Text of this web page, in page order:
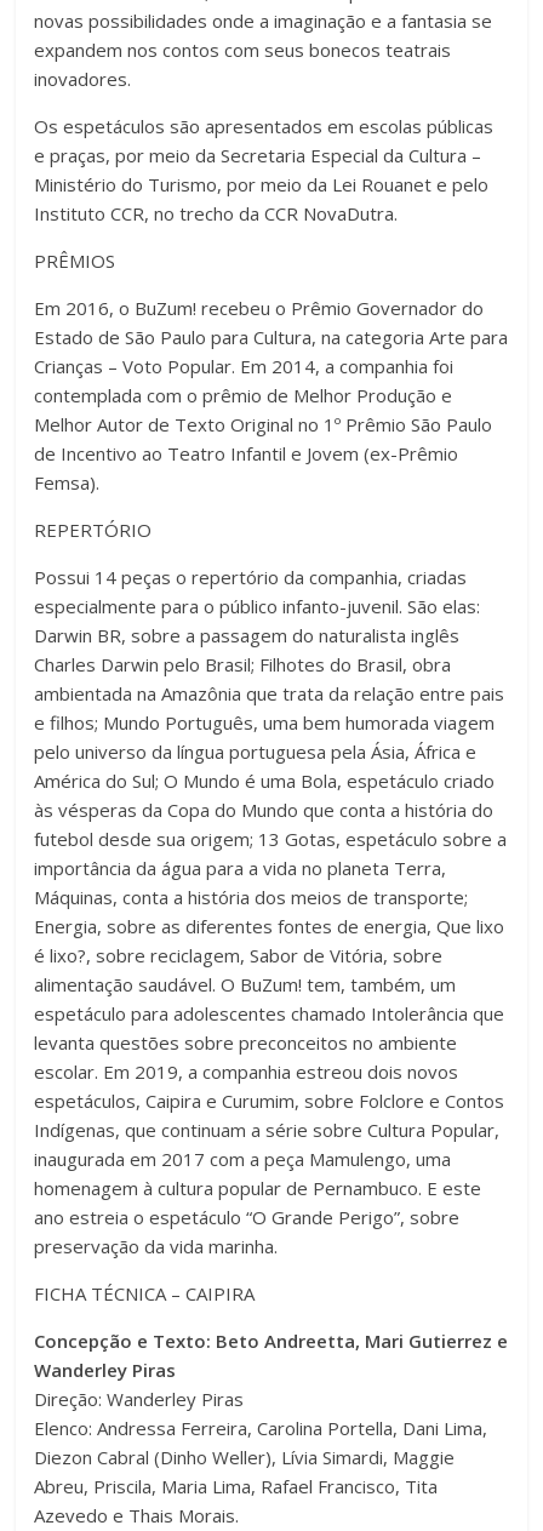
novas possibilidades onde a imaginação e a fantasia se
expandem nos contos com seus bonecos teatrais
inovadores.
Os espetáculos são apresentados em escolas públicas
e praças, por meio da Secretaria Especial da Cultura –
Ministério do Turismo, por meio da Lei Rouanet e pelo
Instituto CCR, no trecho da CCR NovaDutra.
PRÊMIOS
Em 2016, o BuZum! recebeu o Prêmio Governador do
Estado de São Paulo para Cultura, na categoria Arte para
Crianças – Voto Popular. Em 2014, a companhia foi
contemplada com o prêmio de Melhor Produção e
Melhor Autor de Texto Original no 1º Prêmio São Paulo
de Incentivo ao Teatro Infantil e Jovem (ex-Prêmio
Femsa).
REPERTÓRIO
Possui 14 peças o repertório da companhia, criadas
especialmente para o público infanto-juvenil. São elas:
Darwin BR, sobre a passagem do naturalista inglês
Charles Darwin pelo Brasil; Filhotes do Brasil, obra
ambientada na Amazônia que trata da relação entre pais
e filhos; Mundo Português, uma bem humorada viagem
pelo universo da língua portuguesa pela Ásia, África e
América do Sul; O Mundo é uma Bola, espetáculo criado
às vésperas da Copa do Mundo que conta a história do
futebol desde sua origem; 13 Gotas, espetáculo sobre a
importância da água para a vida no planeta Terra,
Máquinas, conta a história dos meios de transporte;
Energia, sobre as diferentes fontes de energia, Que lixo
é lixo?, sobre reciclagem, Sabor de Vitória, sobre
alimentação saudável. O BuZum! tem, também, um
espetáculo para adolescentes chamado Intolerância que
levanta questões sobre preconceitos no ambiente
escolar. Em 2019, a companhia estreou dois novos
espetáculos, Caipira e Curumim, sobre Folclore e Contos
Indígenas, que continuam a série sobre Cultura Popular,
inaugurada em 2017 com a peça Mamulengo, uma
homenagem à cultura popular de Pernambuco. E este
ano estreia o espetáculo “O Grande Perigo”, sobre
preservação da vida marinha.
FICHA TÉCNICA – CAIPIRA
Concepção e Texto: Beto Andreetta, Mari Gutierrez e
Wanderley Piras
Direção: Wanderley Piras
Elenco: Andressa Ferreira, Carolina Portella, Dani Lima,
Diezon Cabral (Dinho Weller), Lívia Simardi, Maggie
Abreu, Priscila, Maria Lima, Rafael Francisco, Tita
Azevedo e Thais Morais.